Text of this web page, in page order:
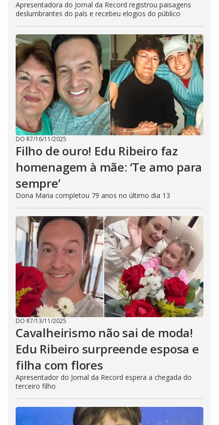
Apresentadora do Jornal da Record registrou paisagens
deslumbrantes do país e recebeu elogios do público
DO R7/16/11/2025
Filho de ouro! Edu Ribeiro faz
homenagem à mãe: ‘Te amo para
sempre’
Dona Maria completou 79 anos no último dia 13
DO R7/13/11/2025
Cavalheirismo não sai de moda!
Edu Ribeiro surpreende esposa e
filha com flores
Apresentador do Jornal da Record espera a chegada do
terceiro filho